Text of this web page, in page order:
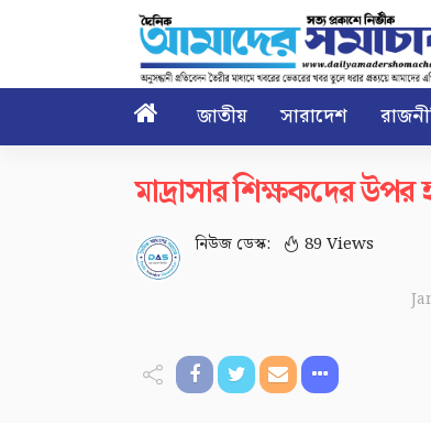
 জাতীয় সারাদেশ
মাদ্রাসার শিক্ষকদের উপর
নিউজ ডেস্ক: 89 Views